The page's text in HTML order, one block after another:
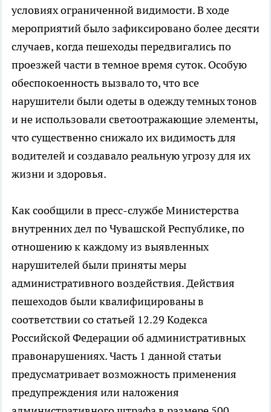
условиях ограниченной видимости. В ходе
мероприятий было зафиксировано более десяти
случаев, когда пешеходы передвигались по
проезжей части в темное время суток. Особую
обеспокоенность вызвало то, что все
нарушители были одеты в одежду темных тонов
и не использовали светоотражающие элементы,
что существенно снижало их видимость для
водителей и создавало реальную угрозу для их
жизни и здоровья.
Как сообщили в пресс-службе Министерства
внутренних дел по Чувашской Республике, по
отношению к каждому из выявленных
нарушителей были приняты меры
административного воздействия. Действия
пешеходов были квалифицированы в
соответствии со статьей 12.29 Кодекса
Российской Федерации об административных
правонарушениях. Часть 1 данной статьи
предусматривает возможность применения
предупреждения или наложения